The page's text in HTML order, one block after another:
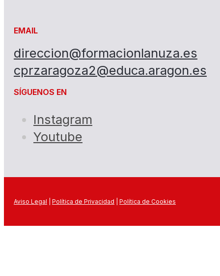
EMAIL
direccion@formacionlanuza.es
cprzaragoza2@educa.aragon.es
SÍGUENOS EN
Instagram
Youtube
Aviso Legal Política de Privacidad Política de Cookies